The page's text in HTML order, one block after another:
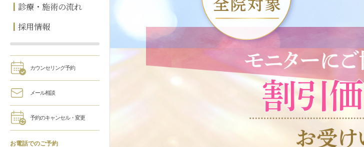
診療・施術の流れ
採用情報
カウンセリング予約
メール相談
予約のキャンセル・変更
お電話でのご予約